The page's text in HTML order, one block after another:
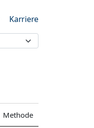
Karriere
Methode